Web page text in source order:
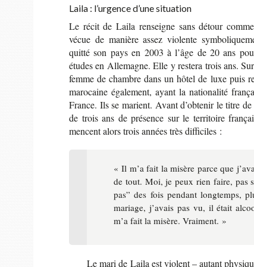
Laila : l’urgence d’une situation
Le récit de Laila ren­seigne sans détour
vécue de manière assez vio­lente
quitté son pays en 2003 à l’âge de 20 ans
études en Alle­magne. Elle y res­tera trois ans.
femme de chambre dans un hôtel de luxe puis
maro­caine éga­le­ment, ayant la natio­na­lité
France. Ils se marient. Avant d’ob­te­nir le titre
de trois ans de pré­sence sur le ter­ri­toire
mencent alors trois années très dif­fi­ciles :
« Il m’a fait la misère parce que
de tout. Moi, je peux rien faire, pas
pas” des fois pen­dant long­temps,
mariage, j’avais pas vu, il était
m’a fait la misère. Vrai­ment. »
Le mari de Laila est violent – autant